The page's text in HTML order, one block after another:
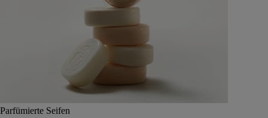
Parfümierte Seifen